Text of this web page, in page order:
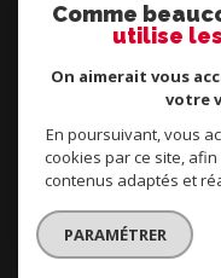
© 2026 | Tous
Bien
Bien
Politique
Comme
utilise
On aimerait vous
votre
En poursuivant, vous
cookies par ce site,
contenus adaptés et
PARAMÉTRER